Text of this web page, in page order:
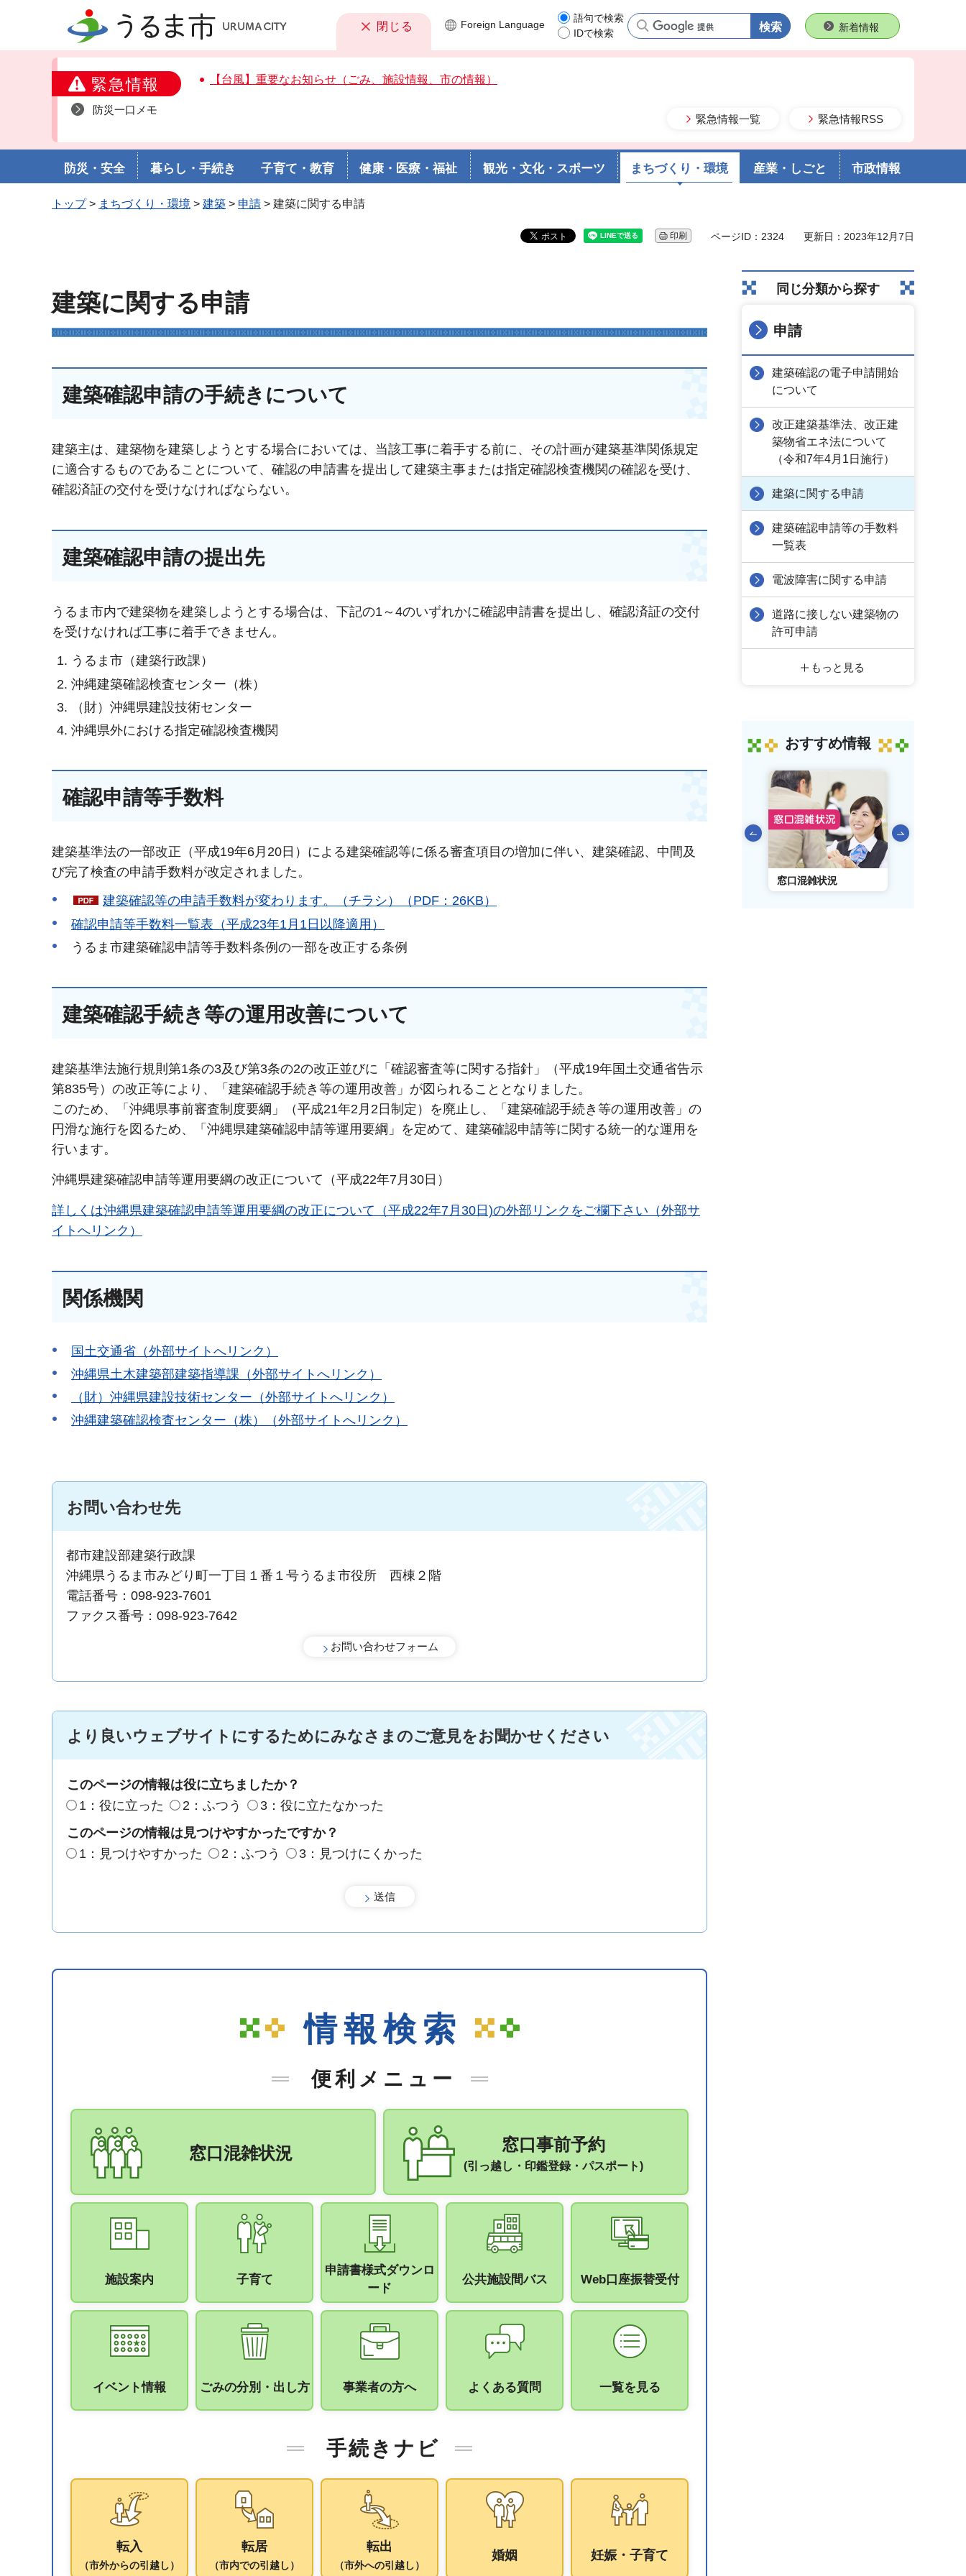
うるま市 閉じる
緊急情報
防災一口メモ
【台風】重要なお知らせ（ごみ、施設情報、市の情報）
緊急情報一覧 緊急情報RSS
Foreign Language
語句で検索
IDで検索
語句で検索新着情報
防災・安全 暮らし・手続き 子育て・教育 健康・医療・福祉 観光・文化・スポーツ まちづくり・環境 産業・しごと 市政情報
トップ> まちづくり・環境 > 建築 > 申請 > 建築に関する申請
印刷 ページID：2324 更新日：2023年12月7日
建築に関する申請
建築確認申請の手続きについて
建築主は、建築物を建築しようとする場合においては、当該工事に着手する前に、その計画が建築基準関係規定
に適合するものであることについて、確認の申請書を提出して建築主事または指定確認検査機関の確認を受け、
確認済証の交付を受けなければならない。
建築確認申請の提出先
うるま市内で建築物を建築しようとする場合は、下記の1～4のいずれかに確認申請書を提出し、確認済証の交付
を受けなければ工事に着手できません。
うるま市（建築行政課）
沖縄建築確認検査センター（株）
（財）沖縄県建設技術センター
沖縄県外における指定確認検査機関
確認申請等手数料
建築基準法の一部改正（平成19年6月20日）による建築確認等に係る審査項目の増加に伴い、建築確認、中間及
び完了検査の申請手数料が改定されました。
建築確認等の申請手数料が変わります。（チラシ）（PDF：26KB）
確認申請等手数料一覧表（平成23年1月1日以降適用）
うるま市建築確認申請等手数料条例の一部を改正する条例
建築確認手続き等の運用改善について
建築基準法施行規則第1条の3及び第3条の2の改正並びに「確認審査等に関する指針」（平成19年国土交通省告示
第835号）の改正等により、「建築確認手続き等の運用改善」が図られることとなりました。
このため、「沖縄県事前審査制度要綱」（平成21年2月2日制定）を廃止し、「建築確認手続き等の運用改善」の
円滑な施行を図るため、「沖縄県建築確認申請等運用要綱」を定めて、建築確認申請等に関する統一的な運用を
行います。
沖縄県建築確認申請等運用要綱の改正について（平成22年7月30日）
詳しくは沖縄県建築確認申請等運用要綱の改正について（平成22年7月30日)の外部リンクをご欄下さい（外部サ
イトへリンク）
関係機関
国土交通省（外部サイトへリンク）
沖縄県土木建築部建築指導課（外部サイトへリンク）
（財）沖縄県建設技術センター（外部サイトへリンク）
沖縄建築確認検査センター（株）（外部サイトへリンク）
お問い合わせ先
都市建設部建築行政課
沖縄県うるま市みどり町一丁目１番１号うるま市役所 西棟２階
電話番号：098-923-7601
ファクス番号：098-923-7642
より良いウェブサイトにするためにみなさまのご意見をお聞かせください
このページの情報は役に立ちましたか？
1：役に立った
2：ふつう
3：役に立たなかった
このページの情報は見つけやすかったですか？
1：見つけやすかった
2：ふつう 3：見つけにくかった
情報検索
便利メニュー
窓口混雑状況 窓口事前予約
(引っ越し・印鑑登録・パスポート)
施設案内 子育て
申請書様式ダウンロ
ード
公共施設間バス Web口座振替受付
イベント情報 ごみの分別・出し方 事業者の方へ よくある質問 一覧を見る
手続きナビ
転入
（市外からの引越し）
転居
（市内での引越し）
転出
（市外への引越し）
婚姻 妊娠・子育て
同じ分類から探す
申請
建築確認の電子申請開始
について
改正建築基準法、改正建
築物省エネ法について
（令和7年4月1日施行）
建築に関する申請
建築確認申請等の手数料
一覧表
電波障害に関する申請
道路に接しない建築物の
許可申請
もっと見る
おすすめ情報
前のスライドを表示
窓口混雑状況